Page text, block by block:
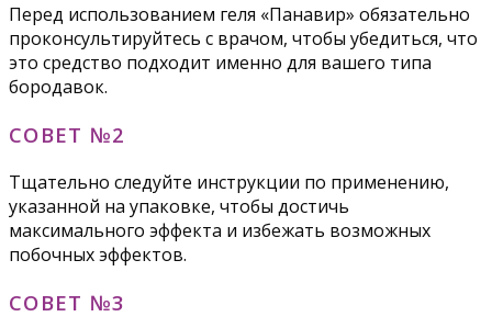
Перед использованием геля «Панавир» обязательно
проконсультируйтесь с врачом, чтобы убедиться, что
это средство подходит именно для вашего типа
бородавок.
СОВЕТ №2
Тщательно следуйте инструкции по применению,
указанной на упаковке, чтобы достичь
максимального эффекта и избежать возможных
побочных эффектов.
СОВЕТ №3